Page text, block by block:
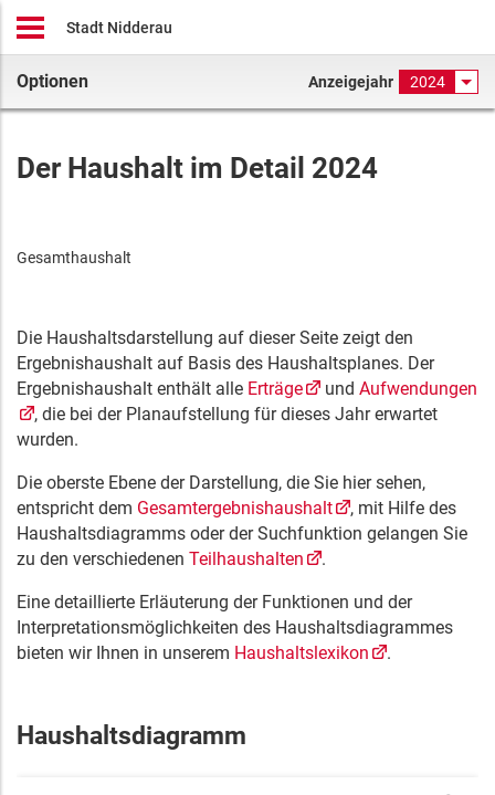
Stadt Nidderau
Optionen Anzeigejahr 2024
Der Haushalt im Detail 2024
Gesamthaushalt
Die Haushaltsdarstellung auf dieser Seite zeigt den
Ergebnishaushalt auf Basis des Haushaltsplanes. Der
Ergebnishaushalt enthält alle Erträge und Aufwendungen
, die bei der Planaufstellung für dieses Jahr erwartet
wurden.
Die oberste Ebene der Darstellung, die Sie hier sehen,
entspricht dem Gesamtergebnishaushalt
, mit Hilfe des
Haushaltsdiagramms oder der Suchfunktion gelangen Sie
zu den verschiedenen Teilhaushalten .
Eine detaillierte Erläuterung der Funktionen und der
Interpretationsmöglichkeiten des Haushaltsdiagrammes
bieten wir Ihnen in unserem Haushaltslexikon .
Haushaltsdiagramm